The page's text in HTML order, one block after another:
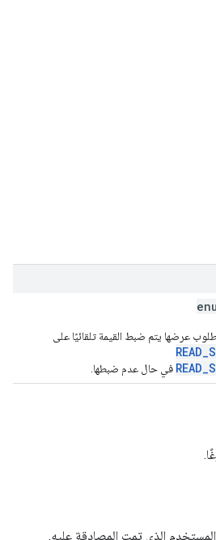
عرضها يتم ضبط القيمة تلقائيًا على
في حال عدم ضبطها.
الذي تمت المصادقة عليه.